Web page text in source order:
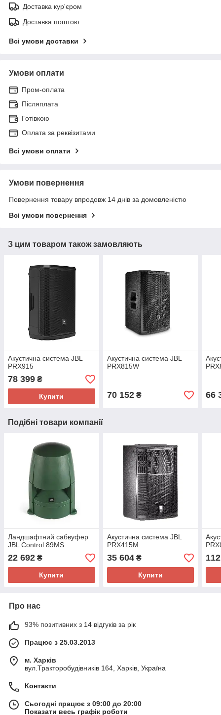
Доставка кур'єром
Доставка поштою
Всі умови доставки
Умови оплати
Пром-оплата
Післяплата
Готівкою
Оплата за реквізитами
Всі умови оплати
Умови повернення
Повернення товару впродовж 14 днів за домовленістю
Всі умови повернення
З цим товаром також замовляють
Акустична система JBL
PRX915
78 399 ₴
Купити
Акустична система JBL
PRX815W
70 152₴ 66
Подібні товари компанії
Ландшафтний сабвуфер
JBL Control 89MS
22 692 ₴
Купити
Акустична система JBL
PRX415M
35 604₴
Купити
Про нас
93% позитивних з 14 відгуків за рік
Працює з 25.03.2013
м. Харків
вул.Тракторобудівників 164, Харків, Україна
Контакти
Сьогодні працює з 09:00 до 20:00
Показати весь графік роботи